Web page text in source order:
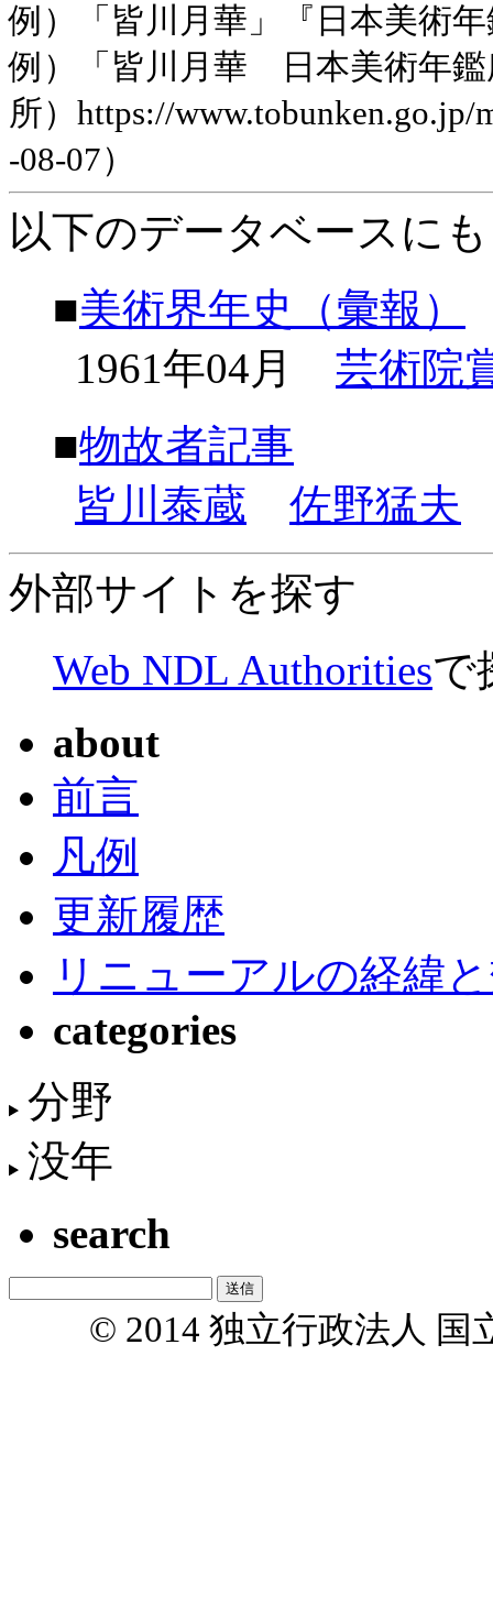
例）「皆川月華」『日本美術
例）「皆川月華 日本美術年鑑
所）https://
-08-07）
以下のデータベースに
■美術界年史（彙報）
1961年04月 芸術院
■物故者記事
皆川泰蔵
佐野猛夫
外部サイトを探す
Web NDL Authoritiesで
about
前言
凡例
更新履歴
リニューアルの経緯
categories
分野
没年
search
© 2014 独立行政法人 国